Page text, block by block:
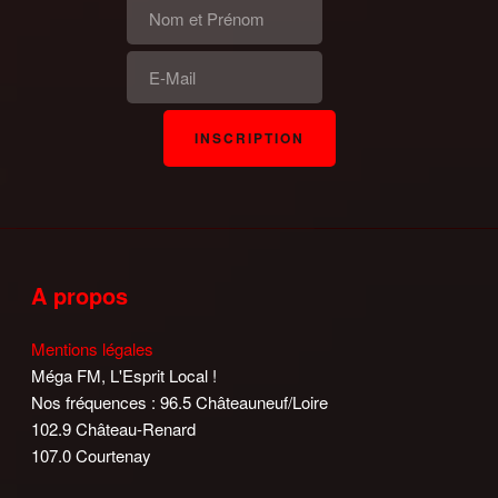
A propos
Mentions légales
Méga FM, L'Esprit Local !
Nos fréquences : 96.5 Châteauneuf/Loire
102.9 Château-Renard
107.0 Courtenay